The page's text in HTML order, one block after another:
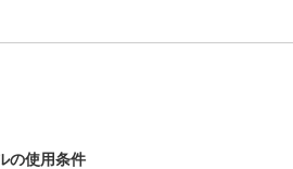
の使用条件